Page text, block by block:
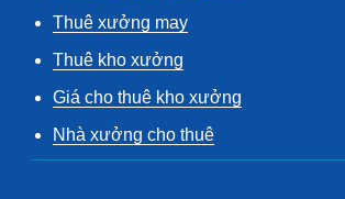
Thuê xưởng may
Thuê kho xưởng
Giá cho thuê kho xưởng
Nhà xưởng cho thuê